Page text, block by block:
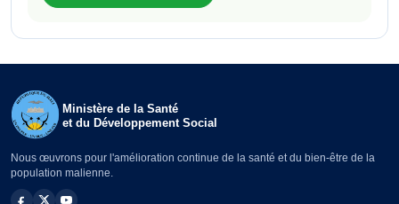
Ministère de la Santé
et du Développement Social
Nous œuvrons pour l'amélioration continue de la santé et du bien-être de la
population malienne.